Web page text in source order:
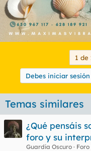
1 de
Debes iniciar
Temas similares
¿Qué pensáis
foro y su
Guardia Oscuro